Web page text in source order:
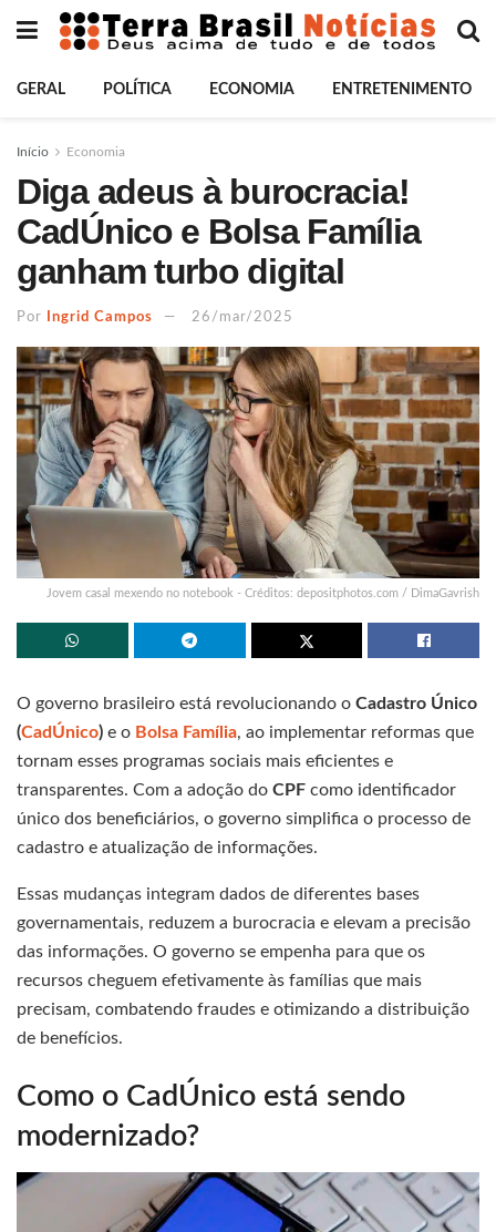
GERAL POLÍTICA ECONOMIA ENTRETENIMENTO
Início Economia
Diga adeus à burocracia!
CadÚnico e Bolsa Família
ganham turbo digital
Por Ingrid Campos 26/mar/2025
Jovem casal mexendo no notebook - Créditos: depositphotos.com / DimaGavrish
O governo brasileiro está revolucionando o Cadastro Único
(CadÚnico) e o Bolsa Família, ao implementar reformas que
tornam esses programas sociais mais eficientes e
transparentes. Com a adoção do CPF como identificador
único dos beneficiários, o governo simplifica o processo de
cadastro e atualização de informações.
Essas mudanças integram dados de diferentes bases
governamentais, reduzem a burocracia e elevam a precisão
das informações. O governo se empenha para que os
recursos cheguem efetivamente às famílias que mais
precisam, combatendo fraudes e otimizando a distribuição
de benefícios.
Como o CadÚnico está sendo
modernizado?